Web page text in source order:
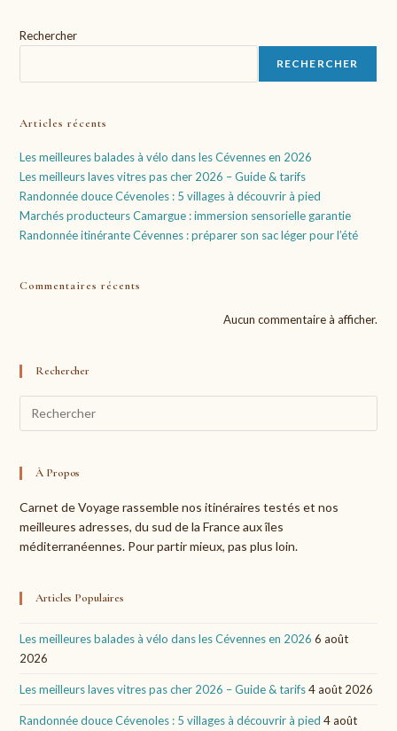
Rechercher
RECHERCHER
Articles récents
Les meilleures balades à vélo dans les Cévennes en 2026
Les meilleurs laves vitres pas cher 2026 – Guide & tarifs
Randonnée douce Cévenoles : 5 villages à découvrir à pied
Marchés producteurs Camargue : immersion sensorielle garantie
Randonnée itinérante Cévennes : préparer son sac léger pour l’été
Commentaires récents
Aucun commentaire à afficher.
Rechercher
À Propos
Carnet de Voyage rassemble nos itinéraires testés et nos
meilleures adresses, du sud de la France aux îles
méditerranéennes. Pour partir mieux, pas plus loin.
Articles Populaires
Les meilleures balades à vélo dans les Cévennes en 2026 6 août
2026
Les meilleurs laves vitres pas cher 2026 – Guide & tarifs 4 août 2026
Randonnée douce Cévenoles : 5 villages à découvrir à pied 4 août